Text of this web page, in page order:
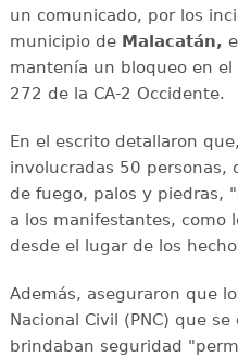
un comunicado, por los
municipio de Malacatán,
mantenía un bloqueo en
272 de la CA-2 Occidente.
En el escrito detallaron
involucradas 50 personas,
de fuego, palos y piedras,
a los manifestantes, como
desde el lugar de los
Además, aseguraron que
Nacional Civil (PNC) que
brindaban seguridad